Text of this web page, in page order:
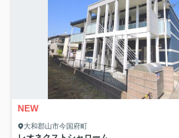
NEW
大和郡山市今国府町